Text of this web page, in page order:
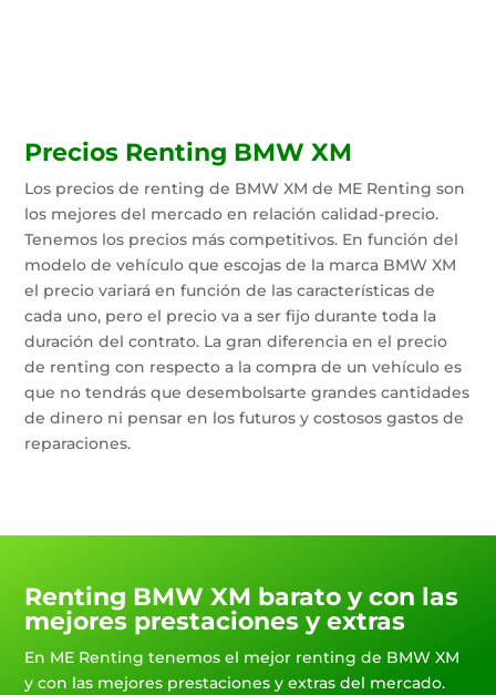
Precios Renting BMW XM
Los precios de renting de BMW XM de ME Renting son
los mejores del mercado en relación calidad-precio.
Tenemos los precios más competitivos. En función del
modelo de vehículo que escojas de la marca BMW XM
el precio variará en función de las características de
cada uno, pero el precio va a ser fijo durante toda la
duración del contrato. La gran diferencia en el precio
de renting con respecto a la compra de un vehículo es
que no tendrás que desembolsarte grandes cantidades
de dinero ni pensar en los futuros y costosos gastos de
reparaciones.
Renting BMW XM barato y con las
mejores prestaciones y extras
En ME Renting tenemos el mejor renting de BMW XM
y con las mejores prestaciones y extras del mercado.